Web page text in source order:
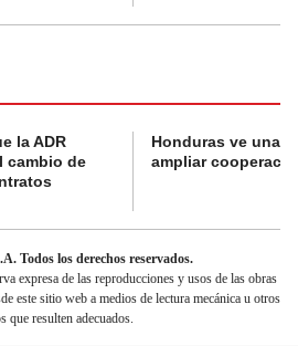
la ADR
cambio de
Honduras ve una
ampliar
Todos los derechos reservados.
expresa de las reproducciones y usos de las obras
este sitio web a medios de lectura mecánica u otros
que resulten adecuados.